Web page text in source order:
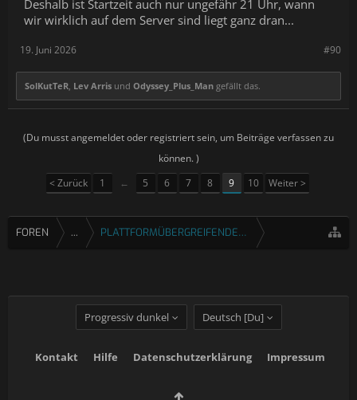
Deshalb ist Startzeit auch nur ungefähr 21 Uhr, wann
wir wirklich auf dem Server sind liegt ganz dran...
#90
19. Juni 2026
SolKutTeR Lev Arris und Odyssey_Plus_Man gefällt das.
(Du musst angemeldet oder registriert sein, um Beiträge verfassen zu
können. )
< Zurück
1 ← 5 6 7 8 9 10 Weiter >
FOREN ... PLATTFORMÜBERGREIFENDE SPIELE
Progressiv dunkel Deutsch [Du]
Kontakt Hilfe Datenschutzerklärung Impressum